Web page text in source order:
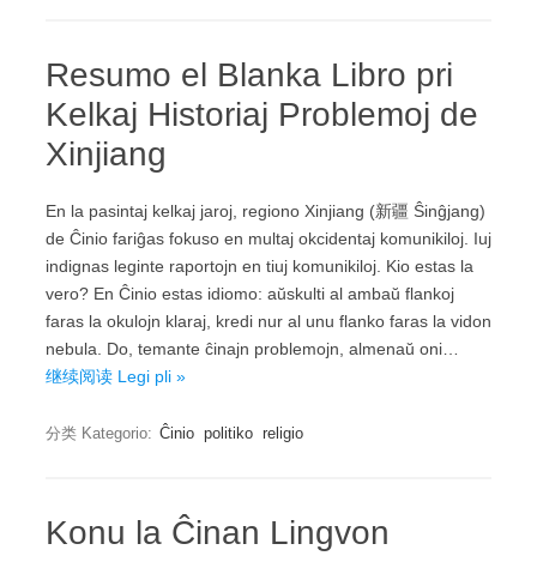
Resumo el Blanka Libro pri
Kelkaj Historiaj Problemoj de
Xinjiang
En la pasintaj kelkaj jaroj, regiono Xinjiang (新疆 Ŝinĝjang)
de Ĉinio fariĝas fokuso en multaj okcidentaj komunikiloj. Iuj
indignas leginte raportojn en tiuj komunikiloj. Kio estas la
vero? En Ĉinio estas idiomo: aŭskulti al ambaŭ flankoj
faras la okulojn klaraj, kredi nur al unu flanko faras la vidon
nebula. Do, temante ĉinajn problemojn, almenaŭ oni…
继续阅读 Legi pli »
分类 Kategorio: Ĉinio politiko religio
Konu la Ĉinan Lingvon